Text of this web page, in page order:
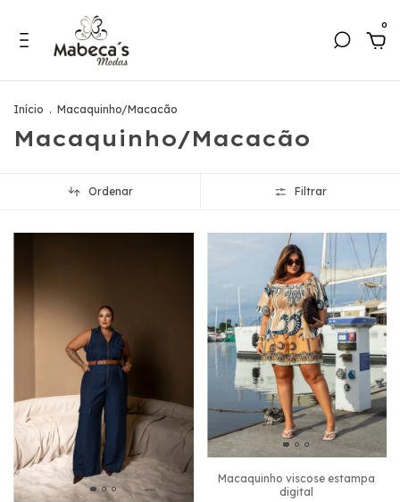
0
Início . Macaquinho/Macacão
Macaquinho/Macacão
Ordenar Filtrar
Macaquinho viscose estampa
digital